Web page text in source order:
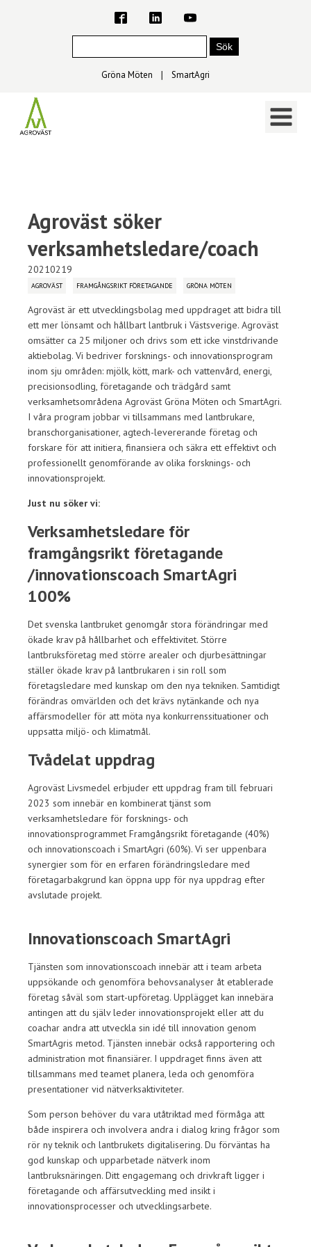
Gröna Möten ∣ SmartAgri
Agroväst söker
verksamhetsledare/coach
20210219
AGROVÄST FRAMGÅNGSRIKT FÖRETAGANDE GRÖNA MÖTEN
Agroväst är ett utvecklingsbolag med uppdraget att bidra till
ett mer lönsamt och hållbart lantbruk i Västsverige. Agroväst
omsätter ca 25 miljoner och drivs som ett icke vinstdrivande
aktiebolag. Vi bedriver forsknings- och innovationsprogram
inom sju områden: mjölk, kött, mark- och vattenvård, energi,
precisionsodling, företagande och trädgård samt
verksamhetsområdena Agroväst Gröna Möten och SmartAgri.
I våra program jobbar vi tillsammans med lantbrukare,
branschorganisationer, agtech-levererande företag och
forskare för att initiera, finansiera och säkra ett effektivt och
professionellt genomförande av olika forsknings- och
innovationsprojekt.
Just nu söker vi:
Verksamhetsledare för
framgångsrikt företagande
/innovationscoach SmartAgri
100%
Det svenska lantbruket genomgår stora förändringar med
ökade krav på hållbarhet och effektivitet. Större
lantbruksföretag med större arealer och djurbesättningar
ställer ökade krav på lantbrukaren i sin roll som
företagsledare med kunskap om den nya tekniken. Samtidigt
förändras omvärlden och det krävs nytänkande och nya
affärsmodeller för att möta nya konkurrenssituationer och
uppsatta miljö- och klimatmål.
Tvådelat uppdrag
Agroväst Livsmedel erbjuder ett uppdrag fram till februari
2023 som innebär en kombinerat tjänst som
verksamhetsledare för forsknings- och
innovationsprogrammet Framgångsrikt företagande (40%)
och innovationscoach i SmartAgri (60%). Vi ser uppenbara
synergier som för en erfaren förändringsledare med
företagarbakgrund kan öppna upp för nya uppdrag efter
avslutade projekt.
Innovationscoach SmartAgri
Tjänsten som innovationscoach innebär att i team arbeta
uppsökande och genomföra behovsanalyser åt etablerade
företag såväl som start-upföretag. Upplägget kan innebära
antingen att du själv leder innovationsprojekt eller att du
coachar andra att utveckla sin idé till innovation genom
SmartAgris metod. Tjänsten innebär också rapportering och
administration mot finansiärer. I uppdraget finns även att
tillsammans med teamet planera, leda och genomföra
presentationer vid nätverksaktiviteter.
Som person behöver du vara utåtriktad med förmåga att
både inspirera och involvera andra i dialog kring frågor som
rör ny teknik och lantbrukets digitalisering. Du förväntas ha
god kunskap och upparbetade nätverk inom
lantbruksnäringen. Ditt engagemang och drivkraft ligger i
företagande och affärsutveckling med insikt i
innovationsprocesser och utvecklingsarbete.